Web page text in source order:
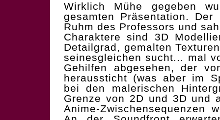
Wirklich Mühe gegeben
gesamten Präsentation.
Ruhm des Professors und
Charaktere sind 3D
Detailgrad, gemalten
seinesgleichen sucht... mal
Gehilfen abgesehen, der
heraussticht (was aber im
bei den malerischen
Grenze von 2D und 3D und
Anime-Zwischensequenzen